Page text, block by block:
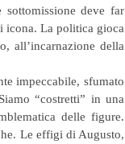
deve far
icona. La politica gioca
all’incarnazione della
impeccabile, sfumato
“costretti” in una
delle figure.
Le effigi di Augusto,